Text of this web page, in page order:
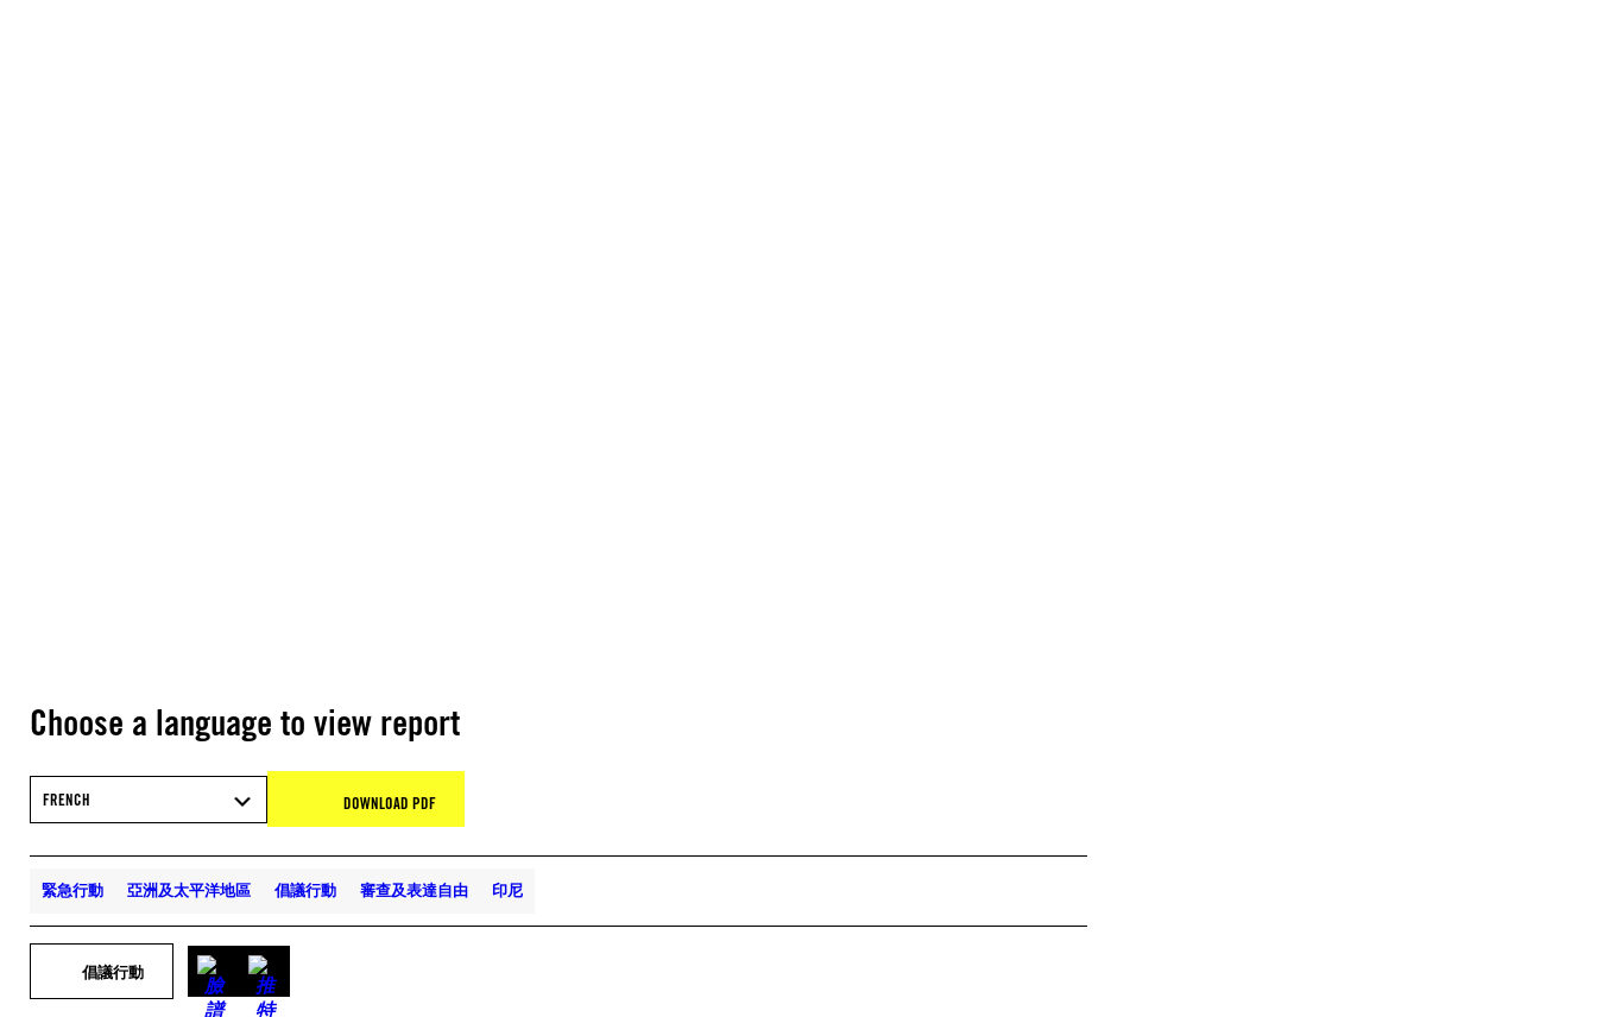
Choose a language to view report
FRENCH DOWNLOAD PDF
緊急行動 亞洲及太平洋地區 倡議行動 審查及表達自由 印尼
倡議行動